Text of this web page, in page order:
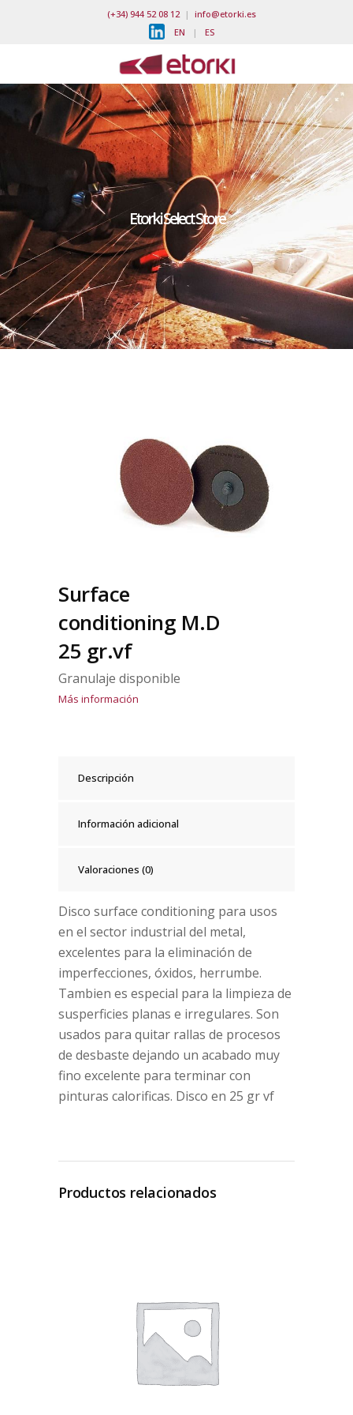
(+34) 944 52 08 12| info@etorki.es
EN | ES
Etorki Select Store
Surface
conditioning M.D
25 gr.vf
Granulaje disponible
Más información
Descripción
Información adicional
Valoraciones (0)
Disco surface conditioning para usos
en el sector industrial del metal,
excelentes para la eliminación de
imperfecciones, óxidos, herrumbe.
Tambien es especial para la limpieza de
susperficies planas e irregulares. Son
usados para quitar rallas de procesos
de desbaste dejando un acabado muy
fino excelente para terminar con
pinturas calorificas. Disco en 25 gr vf
Productos relacionados